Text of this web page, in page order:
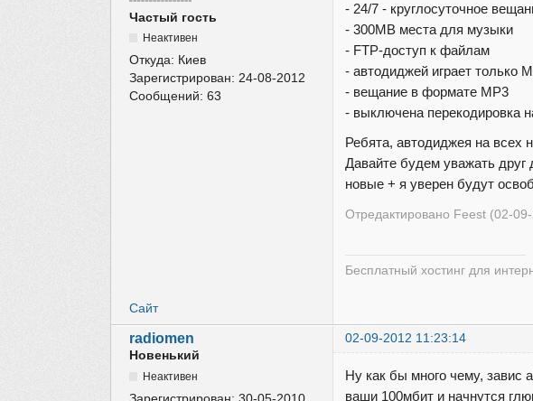
Частый гость
Неактивен
Откуда: Киев
Зарегистрирован: 24-08-2012
Сообщений:63
- 24/7 - круглосуточное
- 300MB места для музыки
- FTP-доступ к файлам
- автодиджей играет только
- вещание в формате MP3
- выключена перекодировка
Ребята, автодиджея на всех
Давайте будем уважать друг
новые + я уверен будут
Отредактировано Feest (02-
Бесплатный хостинг для
Сайт
radiomen
02-09-2012 11:23:14
Новенький
Неактивен
Ну как бы много чему, завис
ваши 100мбит и начнутся